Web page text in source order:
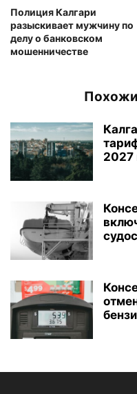
Полиция Калгари
разыскивает мужчину по
делу о банковском
мошенничестве
2027